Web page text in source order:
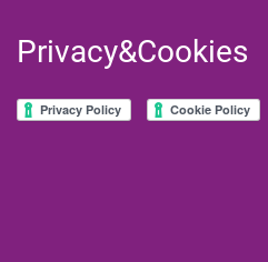
Privacy&Cookies